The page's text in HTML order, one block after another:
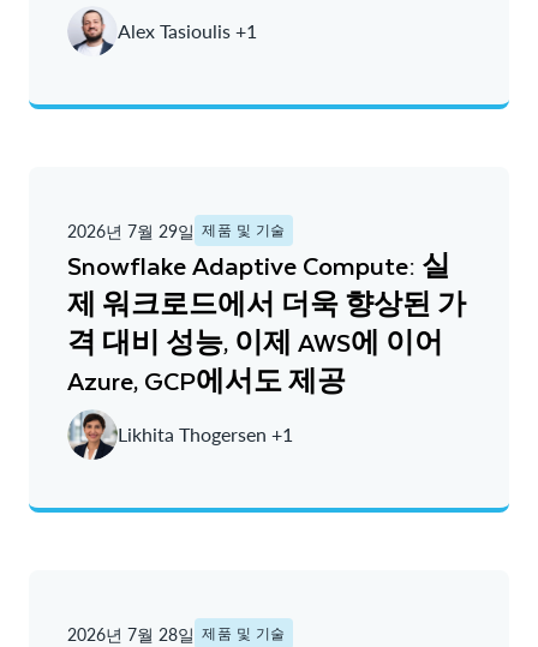
Alex Tasioulis +1
2026년 7월 29일 제품 및 기술
Snowflake Adaptive Compute: 실
제 워크로드에서 더욱 향상된 가
격 대비 성능, 이제 AWS에 이어
Azure, GCP에서도 제공
Likhita Thogersen +1
2026년 7월 28일 제품 및 기술